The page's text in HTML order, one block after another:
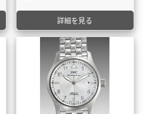
詳細を見る